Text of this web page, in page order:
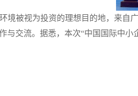
境被视为投资的理想目的地，来自
与交流。据悉，本次“中国国际中